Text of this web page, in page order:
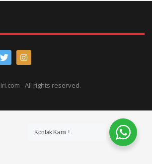
- All rights reserved.
Kontak Kami !